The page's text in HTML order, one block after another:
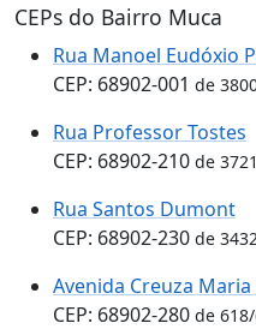
CEPs do Bairro Muca
Rua Manoel Eudóxio
CEP: 68902-001 de
Rua Professor Tostes
CEP: 68902-210 de
Rua Santos Dumont
CEP: 68902-230 de
Avenida Creuza
CEP: 68902-280 de